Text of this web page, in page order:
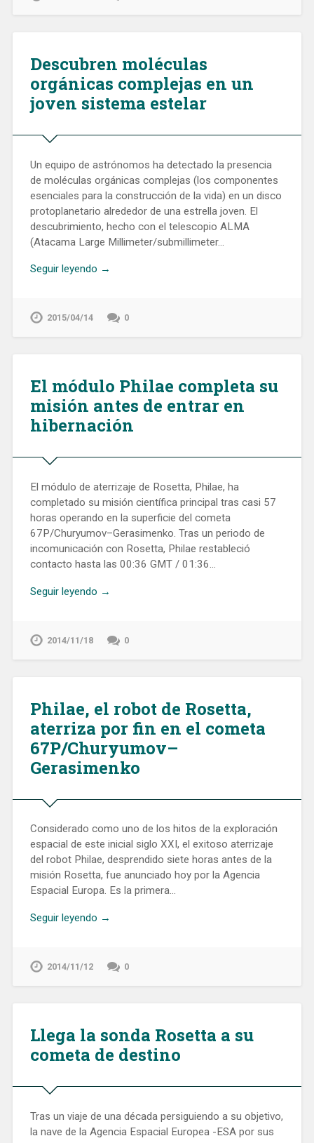
Descubren moléculas
orgánicas complejas en un
joven sistema estelar
Un equipo de astrónomos ha detectado la presencia
de moléculas orgánicas complejas (los componentes
esenciales para la construcción de la vida) en un disco
protoplanetario alrededor de una estrella joven. El
descubrimiento, hecho con el telescopio ALMA
(Atacama Large Millimeter/submillimeter…
Seguir leyendo →
2015/04/14 0
El módulo Philae completa su
misión antes de entrar en
hibernación
El módulo de aterrizaje de Rosetta, Philae, ha
completado su misión científica principal tras casi 57
horas operando en la superficie del cometa
67P/Churyumov–Gerasimenko. Tras un periodo de
incomunicación con Rosetta, Philae restableció
contacto hasta las 00:36 GMT / 01:36…
Seguir leyendo →
2014/11/18 0
Philae, el robot de Rosetta,
aterriza por fin en el cometa
67P/Churyumov–
Gerasimenko
Considerado como uno de los hitos de la exploración
espacial de este inicial siglo XXI, el exitoso aterrizaje
del robot Philae, desprendido siete horas antes de la
misión Rosetta, fue anunciado hoy por la Agencia
Espacial Europa. Es la primera…
Seguir leyendo →
2014/11/12 0
Llega la sonda Rosetta a su
cometa de destino
Tras un viaje de una década persiguiendo a su objetivo,
la nave de la Agencia Espacial Europea -ESA por sus